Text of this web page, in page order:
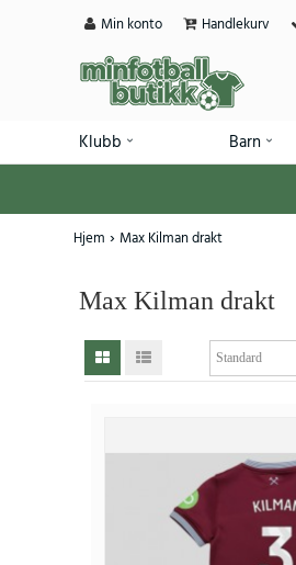
Min konto Handlekurv
Klubb Barn
Hjem Max Kilman drakt
Max Kilman drakt